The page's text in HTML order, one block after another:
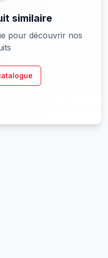
similaire
pour découvrir nos